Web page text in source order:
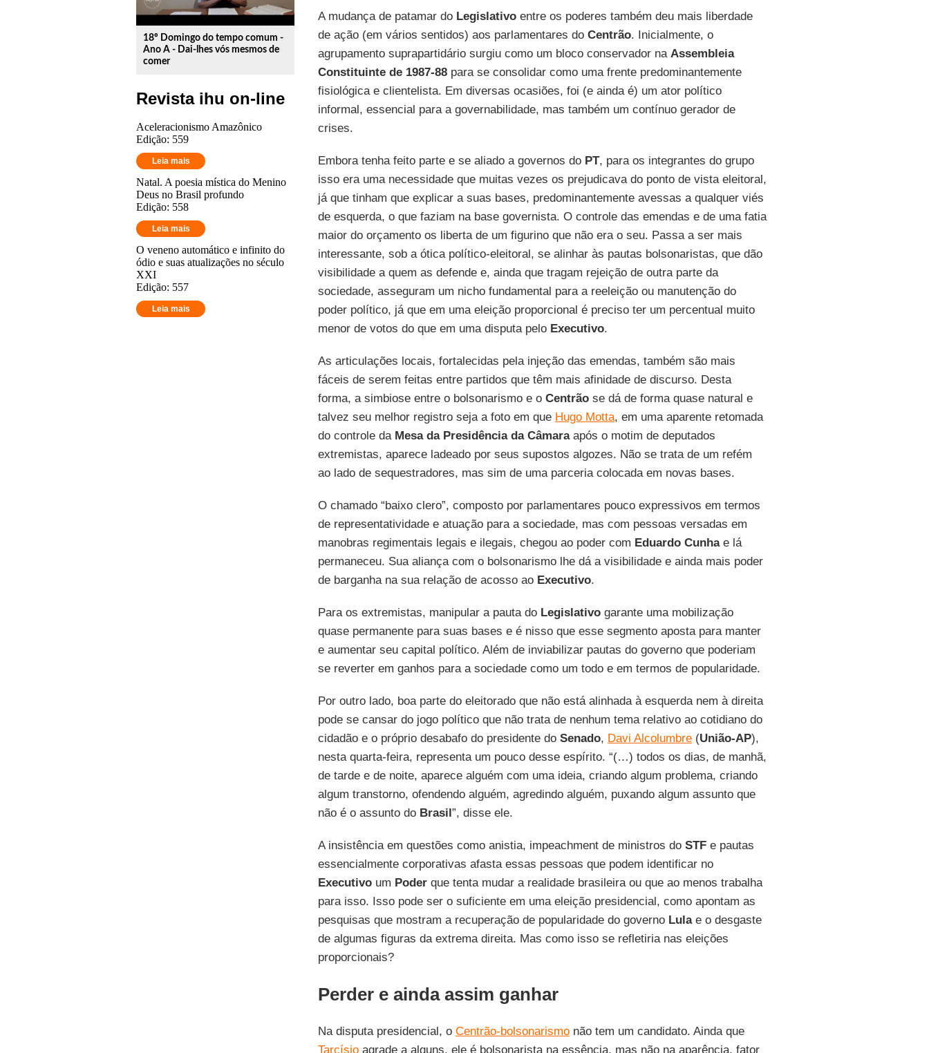
18º Domingo do tempo comum -
Ano A - Dai-lhes vós mesmos de
comer
Revista ihu on-line
Aceleracionismo Amazônico
Edição: 559
Leia mais
Natal. A poesia mística do Menino
Deus no Brasil profundo
Edição: 558
Leia mais
O veneno automático e infinito do
ódio e suas atualizações no século
XXI
Edição: 557
Leia mais
A mudança de patamar do Legislativoentre os poderes também deu mais liberdade
de ação (em vários sentidos) aos parlamentares do Centrão. Inicialmente, o
agrupamento suprapartidário surgiu como um bloco conservador na Assembleia
Constituinte de 1987-88para se consolidar como uma frente predominantemente
fisiológica e clientelista. Em diversas ocasiões, foi (e ainda é) um ator político
informal, essencial para a governabilidade, mas também um contínuo gerador de
crises.
Embora tenha feito parte e se aliado a governos do PT, para os integrantes do grupo
isso era uma necessidade que muitas vezes os prejudicava do ponto de vista eleitoral,
já que tinham que explicar a suas bases, predominantemente avessas a qualquer viés
de esquerda, o que faziam na base governista. O controle das emendas e de uma fatia
maior do orçamento os liberta de um figurino que não era o seu. Passa a ser mais
interessante, sob a ótica político-eleitoral, se alinhar às pautas bolsonaristas, que dão
visibilidade a quem as defende e, ainda que tragam rejeição de outra parte da
sociedade, asseguram um nicho fundamental para a reeleição ou manutenção do
poder político, já que em uma eleição proporcional é preciso ter um percentual muito
menor de votos do que em uma disputa pelo Executivo.
As articulações locais, fortalecidas pela injeção das emendas, também são mais
fáceis de serem feitas entre partidos que têm mais afinidade de discurso. Desta
forma, a simbiose entre o bolsonarismo e o Centrãose dá de forma quase natural e
talvez seu melhor registro seja a foto em que Hugo Motta, em uma aparente retomada
do controle da Mesa da Presidência da Câmaraapós o motim de deputados
extremistas, aparece ladeado por seus supostos algozes. Não se trata de um refém
ao lado de sequestradores, mas sim de uma parceria colocada em novas bases.
O chamado “baixo clero”, composto por parlamentares pouco expressivos em termos
de representatividade e atuação para a sociedade, mas com pessoas versadas em
manobras regimentais legais e ilegais, chegou ao poder com Eduardo Cunhae lá
permaneceu. Sua aliança com o bolsonarismo lhe dá a visibilidade e ainda mais poder
de barganha na sua relação de acosso ao Executivo.
Para os extremistas, manipular a pauta do Legislativogarante uma mobilização
quase permanente para suas bases e é nisso que esse segmento aposta para manter
e aumentar seu capital político. Além de inviabilizar pautas do governo que poderiam
se reverter em ganhos para a sociedade como um todo e em termos de popularidade.
Por outro lado, boa parte do eleitorado que não está alinhada à esquerda nem à direita
pode se cansar do jogo político que não trata de nenhum tema relativo ao cotidiano do
cidadão e o próprio desabafo do presidente do Senado, Davi Alcolumbre(União-AP),
nesta quarta-feira, representa um pouco desse espírito. “(…) todos os dias, de manhã,
de tarde e de noite, aparece alguém com uma ideia, criando algum problema, criando
algum transtorno, ofendendo alguém, agredindo alguém, puxando algum assunto que
não é o assunto do Brasil”, disse ele.
A insistência em questões como anistia, impeachment de ministros do STFe pautas
essencialmente corporativas afasta essas pessoas que podem identificar no
Executivoum Poderque tenta mudar a realidade brasileira ou que ao menos trabalha
para isso. Isso pode ser o suficiente em uma eleição presidencial, como apontam as
pesquisas que mostram a recuperação de popularidade do governo Lulae o desgaste
de algumas figuras da extrema direita. Mas como isso se refletiria nas eleições
proporcionais?
Perder e ainda assim ganhar
Na disputa presidencial, o Centrão-bolsonarismonão tem um candidato. Ainda que
Tarcísioagrade a alguns, ele é bolsonarista na essência, mas não na aparência, fator